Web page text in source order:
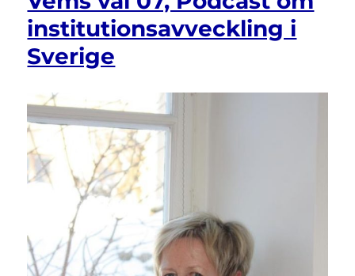
personlig
institutionsavveckling i
Sverige